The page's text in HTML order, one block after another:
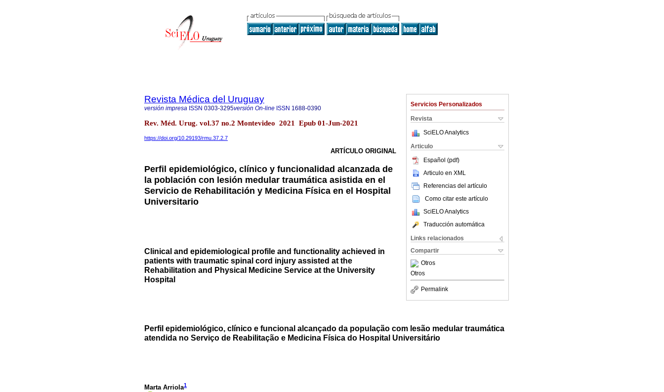
Servicios Personalizados
Revista
SciELO Analytics
Articulo
Español (pdf)
Articulo en XML
Referencias del artículo
Como citar este artículo
SciELO Analytics
Traducción automática
Links relacionados
Compartir
Otros
Otros
Permalink
Revista Médica del Uruguay
versión impresa ISSN 0303-3295versión On-line ISSN 1688-0390
Rev. Méd. Urug. vol.37 no.2 Montevideo 2021 Epub 01-Jun-2021
https://doi.org/10.29193/rmu.37.2.7
ARTÍCULO ORIGINAL
Perfil epidemiológico, clínico y funcionalidad alcanzada de
la población con lesión medular traumática asistida en el
Servicio de Rehabilitación y Medicina Física en el Hospital
Universitario
Clinical and epidemiological profile and functionality achieved in
patients with traumatic spinal cord injury assisted at the
Rehabilitation and Physical Medicine Service at the University
Hospital
Perfil epidemiológico, clínico e funcional alcançado da população com lesão medular traumática
atendida no Serviço de Reabilitação e Medicina Física do Hospital Universitário
Marta Arriola1